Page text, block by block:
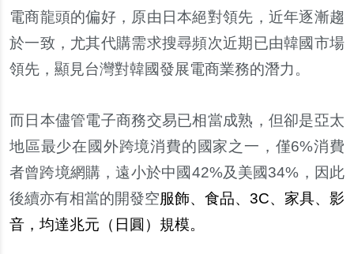
電商龍頭的偏好，原由日本絕對領先，近年逐漸趨
於一致，尤其代購需求搜尋頻次近期已由韓國市場
領先，顯見台灣對韓國發展電商業務的潛力。
而日本儘管電子商務交易已相當成熟，但卻是亞太
地區最少在國外跨境消費的國家之一，僅6%消費
者曾跨境網購，遠小於中國42%及美國34%，因此
後續亦有相當的開發空服飾、食品、3C、家具、影
音，均達兆元（日圓）規模。